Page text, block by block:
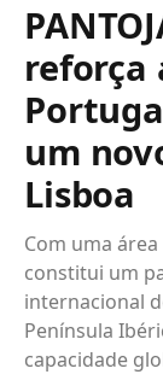
reforça
um
Lisboa
Com uma
constitui um
internacional
Península
capacidade